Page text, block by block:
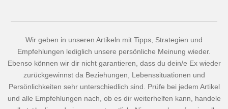
Wir geben in unseren Artikeln mit Tipps, Strategien und
Empfehlungen lediglich unsere persönliche Meinung wieder.
Ebenso können wir dir nicht garantieren, dass du dein/e Ex wieder
zurückgewinnst da Beziehungen, Lebenssituationen und
Persönlichkeiten sehr unterschiedlich sind. Prüfe bei jedem Artikel
und alle Empfehlungen nach, ob es dir weiterhelfen kann, handele